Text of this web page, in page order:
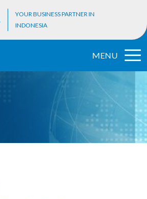
YOUR BUSINESS PARTNER IN
INDONESIA
MENU